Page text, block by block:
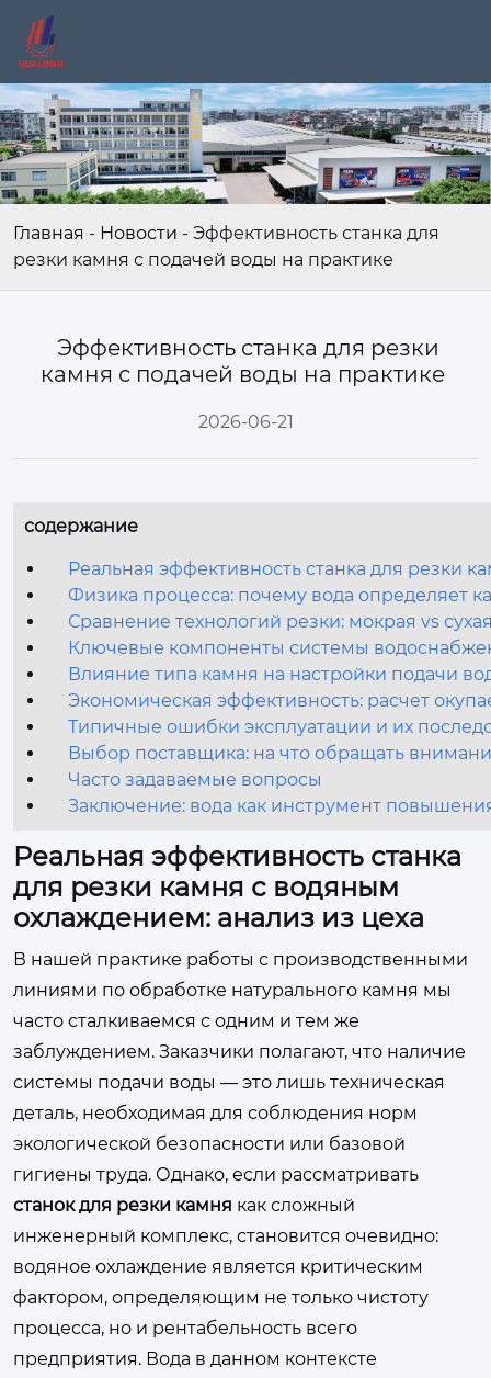
Главная - Новости - Эффективность станка для
резки камня с подачей воды на практике
Эффективность станка для резки
камня с подачей воды на практике
2026-06-21
содержание
Реальная эффективность станка для резки
Физика процесса: почему вода определяет
Сравнение технологий резки: мокрая vs
Ключевые компоненты системы
Влияние типа камня на настройки подачи
Экономическая эффективность: расчет
Типичные ошибки эксплуатации и их
Выбор поставщика: на что обращать
Часто задаваемые вопросы
Заключение: вода как инструмент
Реальная эффективность станка
для резки камня с водяным
охлаждением: анализ из цеха
В нашей практике работы с производственными
линиями по обработке натурального камня мы
часто сталкиваемся с одним и тем же
заблуждением. Заказчики полагают, что наличие
системы подачи воды — это лишь техническая
деталь, необходимая для соблюдения норм
экологической безопасности или базовой
гигиены труда. Однако, если рассматривать
станок для резки камня как сложный
инженерный комплекс, становится очевидно:
водяное охлаждение является критическим
фактором, определяющим не только чистоту
процесса, но и рентабельность всего
предприятия. Вода в данном контексте